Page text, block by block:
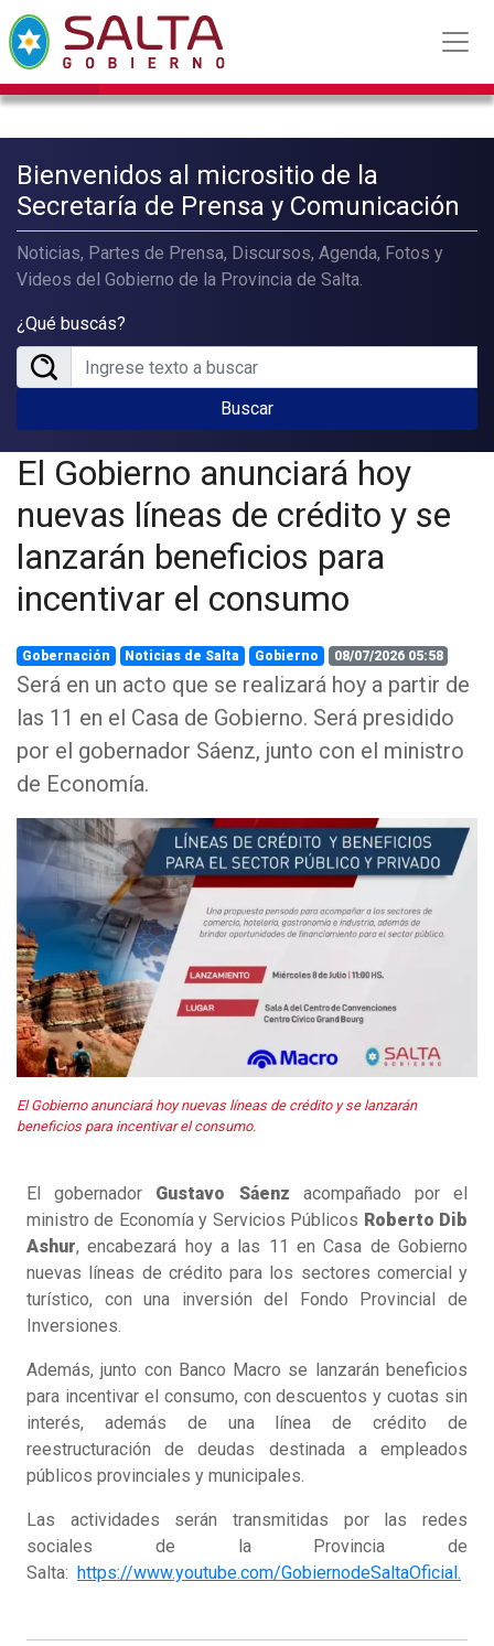
Bienvenidos al micrositio de la
Secretaría de Prensa y Comunicación
Noticias, Partes de Prensa, Discursos, Agenda, Fotos y
Videos del Gobierno de la Provincia de Salta.
¿Qué buscás?
Buscar
El Gobierno anunciará hoy
nuevas líneas de crédito y se
lanzarán beneficios para
incentivar el consumo
Gobernación Noticias de Salta Gobierno 08/07/2026 05:58
Será en un acto que se realizará hoy a partir de
las 11 en el Casa de Gobierno. Será presidido
por el gobernador Sáenz, junto con el ministro
de Economía.
El Gobierno anunciará hoy nuevas líneas de crédito y se lanzarán
beneficios para incentivar el consumo.
El gobernador Gustavo Sáenz acompañado por el
ministro de Economía y Servicios Públicos Roberto Dib
Ashur, encabezará hoy a las 11 en Casa de Gobierno
nuevas líneas de crédito para los sectores comercial y
turístico, con una inversión del Fondo Provincial de
Inversiones.
Además, junto con Banco Macro se lanzarán beneficios
para incentivar el consumo, con descuentos y cuotas sin
interés, además de una línea de crédito de
reestructuración de deudas destinada a empleados
públicos provinciales y municipales.
Las actividades serán transmitidas por las redes
sociales de la Provincia de
Salta: https://www.youtube.com/GobiernodeSaltaOficial.